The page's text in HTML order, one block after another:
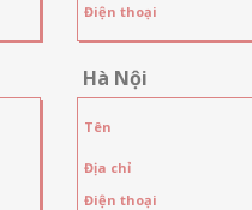
Điện thoại
Hà Nội
Tên
Địa chỉ
Điện thoại